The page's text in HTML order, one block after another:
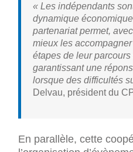
« Les indépendants
dynamique
partenariat permet,
mieux les
étapes de leur
garantissant une
lorsque des difficultés
Delvau, président du
En parallèle, cette